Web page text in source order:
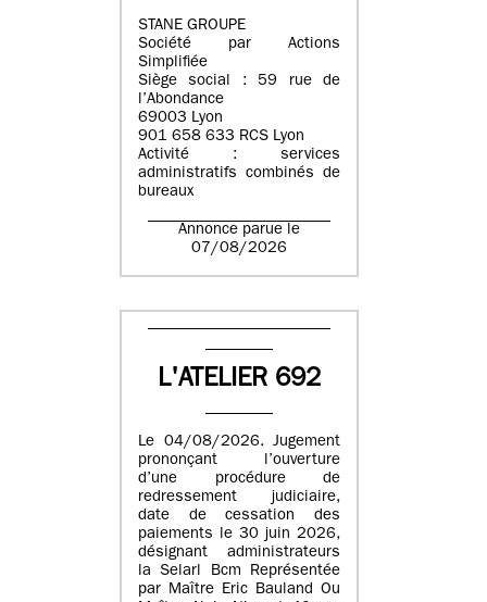
STANE GROUPE
Société par Actions
Simplifiée
Siège social : 59 rue de
l’Abondance
69003 Lyon
901 658 633 RCS Lyon
Activité : services
administratifs combinés de
bureaux
Annonce parue le
07/08/2026
L'ATELIER 692
Le 04/08/2026. Jugement
prononçant l’ouverture
d’une procédure de
redressement judiciaire,
date de cessation des
paiements le 30 juin 2026,
désignant administrateurs
la Selarl Bcm Représentée
par Maître Eric Bauland Ou